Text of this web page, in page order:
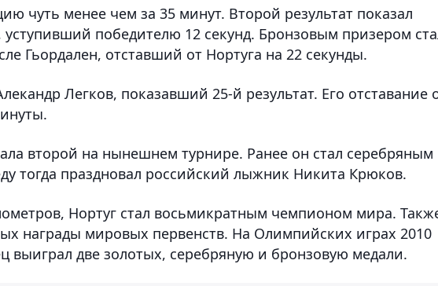
чуть менее чем за 35 минут. Второй результат показал
победителю 12 секунд. Бронзовым призером
Гьордален, отставший от Нортуга на 22 секунды.
Легков, показавший 25-й результат. Его отставание
второй на нынешнем турнире. Ранее он стал серебряным
тогда праздновал российский лыжник Никита Крюков.
Нортуг стал восьмикратным чемпионом мира.
награды мировых первенств. На Олимпийских играх 2010
выиграл две золотых, серебряную и бронзовую медали.